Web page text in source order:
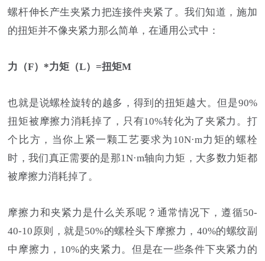
螺杆伸长产生夹紧力把连接件夹紧了。我们知道，施加
的扭矩并不像夹紧力那么简单，在通用公式中：
力（F）*力矩（L）=扭矩M
也就是说螺栓旋转的越多，得到的扭矩越大。但是90%
扭矩被摩擦力消耗掉了，只有10%转化为了夹紧力。打
个比方，当你上紧一颗工艺要求为10N·m力矩的螺栓
时，我们真正需要的是那1N·m轴向力矩，大多数力矩都
被摩擦力消耗掉了。
摩擦力和夹紧力是什么关系呢？通常情况下，遵循50-
40-10原则，就是50%的螺栓头下摩擦力，40%的螺纹副
中摩擦力，10%的夹紧力。但是在一些条件下夹紧力的